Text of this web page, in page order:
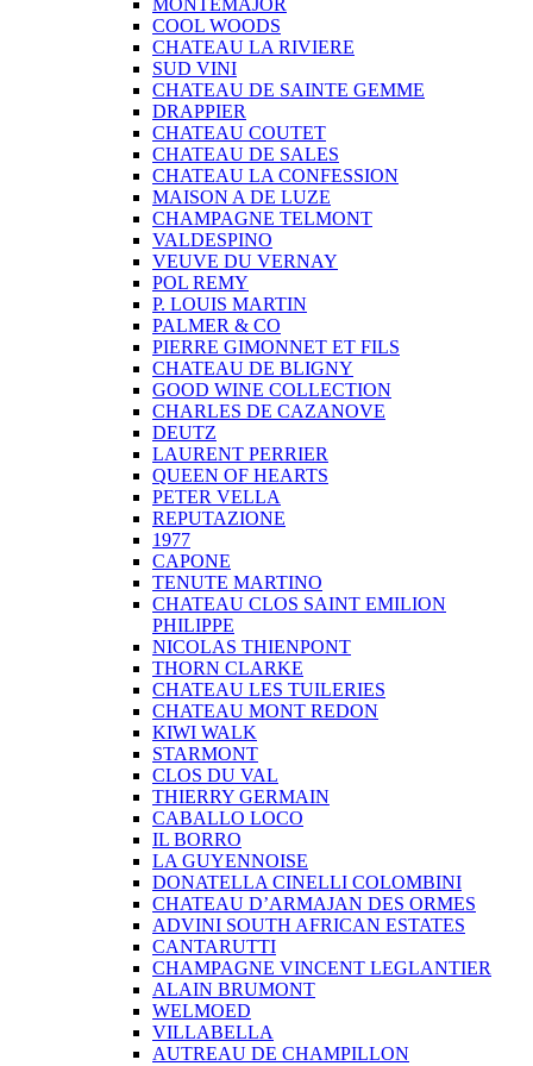
MONTEMAJOR
COOL WOODS
CHATEAU LA RIVIERE
SUD VINI
CHATEAU DE SAINTE GEMME
DRAPPIER
CHATEAU COUTET
CHATEAU DE SALES
CHATEAU LA CONFESSION
MAISON A DE LUZE
CHAMPAGNE TELMONT
VALDESPINO
VEUVE DU VERNAY
POL REMY
P. LOUIS MARTIN
PALMER & CO
PIERRE GIMONNET ET FILS
CHATEAU DE BLIGNY
GOOD WINE COLLECTION
CHARLES DE CAZANOVE
DEUTZ
LAURENT PERRIER
QUEEN OF HEARTS
PETER VELLA
REPUTAZIONE
1977
CAPONE
TENUTE MARTINO
CHATEAU CLOS SAINT EMILION
PHILIPPE
NICOLAS THIENPONT
THORN CLARKE
CHATEAU LES TUILERIES
CHATEAU MONT REDON
KIWI WALK
STARMONT
CLOS DU VAL
THIERRY GERMAIN
CABALLO LOCO
IL BORRO
LA GUYENNOISE
DONATELLA CINELLI COLOMBINI
CHATEAU D’ARMAJAN DES ORMES
ADVINI SOUTH AFRICAN ESTATES
CANTARUTTI
CHAMPAGNE VINCENT LEGLANTIER
ALAIN BRUMONT
WELMOED
VILLABELLA
AUTREAU DE CHAMPILLON